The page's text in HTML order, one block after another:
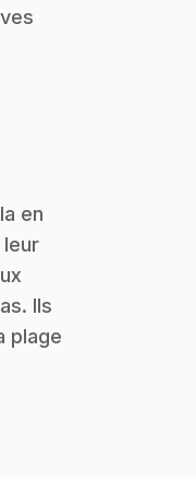
en
leur
Ils
plage